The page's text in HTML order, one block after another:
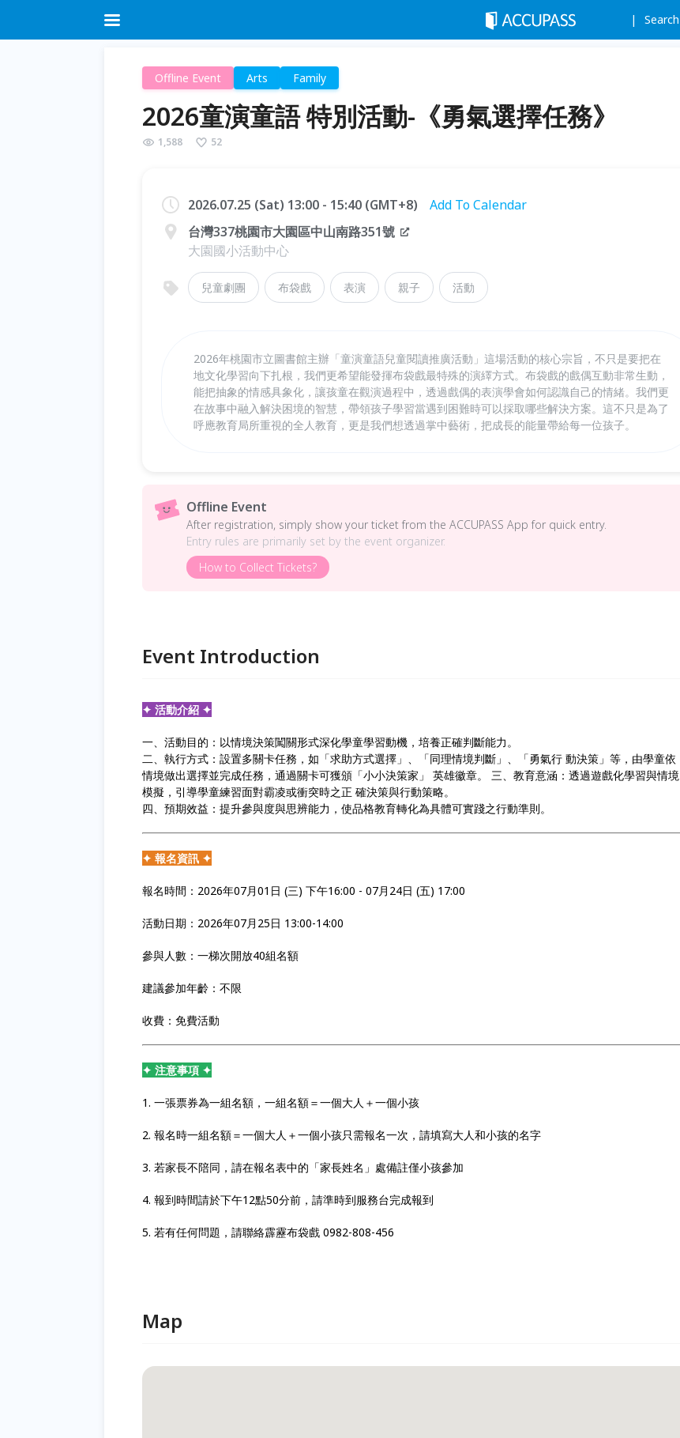
Search
Offline Event Arts Family
2026童演童語 特別活動-《勇氣選擇任務》
1,588 52
2026.07.25 (Sat) 13:00 - 15:40 (GMT+8)
Add To Calendar
台灣337桃園市大園區中山南路351號
大園國小活動中心
兒童劇團 布袋戲 表演 親子 活動
2026年桃園市立圖書館主辦「童演童語兒童閱讀推廣活動」這場活動的核心宗旨，不只是要把在
地文化學習向下扎根，我們更希望能發揮布袋戲最特殊的演繹方式。布袋戲的戲偶互動非常生動，
能把抽象的情感具象化，讓孩童在觀演過程中，透過戲偶的表演學會如何認識自己的情緒。我們更
在故事中融入解決困境的智慧，帶領孩子學習當遇到困難時可以採取哪些解決方案。這不只是為了
呼應教育局所重視的全人教育，更是我們想透過掌中藝術，把成長的能量帶給每一位孩子。
Offline Event
After registration, simply show your ticket from the ACCUPASS App for quick entry.
Entry rules are primarily set by the event organizer.
How to Collect Tickets?
Event Introduction
✦ 活動介紹 ✦
一、活動目的：以情境決策闖關形式深化學童學習動機，培養正確判斷能力。
二、執行方式：設置多關卡任務，如「求助方式選擇」、「同理情境判斷」、「勇氣行 動決策」等，由學童依
情境做出選擇並完成任務，通過關卡可獲頒「小小決策家」 英雄徽章。 三、教育意涵：透過遊戲化學習與情境
模擬，引導學童練習面對霸凌或衝突時之正 確決策與行動策略。
四、預期效益：提升參與度與思辨能力，使品格教育轉化為具體可實踐之行動準則。
✦ 報名資訊 ✦
報名時間：2026年07月01日 (三) 下午16:00 - 07月24日 (五) 17:00
活動日期：2026年07月25日 13:00-14:00
參與人數：一梯次開放40組名額
建議參加年齡：不限
收費：免費活動
✦ 注意事項 ✦
1. 一張票券為一組名額，一組名額＝一個大人＋一個小孩
2. 報名時一組名額＝一個大人＋一個小孩只需報名一次，請填寫大人和小孩的名字
3. 若家長不陪同，請在報名表中的「家長姓名」處備註僅小孩參加
4. 報到時間請於下午12點50分前，請準時到服務台完成報到
5. 若有任何問題，請聯絡霹靂布袋戲 0982-808-456
Map